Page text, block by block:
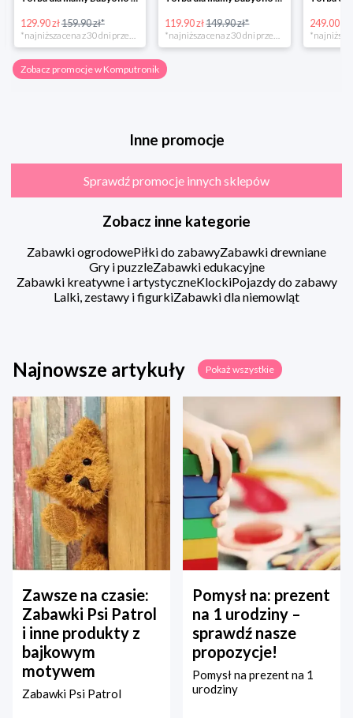
129.90 zł159.90 zł*
*najniższa cena z 30 dni przed obniżką
119.90 zł 149.90 zł*
*najniższa cena z 30 dni przed obniżką
249.00 zł
Zobacz promocje w Komputronik
Inne promocje
Sprawdź promocje innych sklepów
Zobacz inne kategorie
Zabawki ogrodowePiłki do zabawyZabawki drewniane
Gry i puzzleZabawki edukacyjne
Zabawki kreatywne i artystyczneKlockiPojazdy do zabawy
Lalki, zestawy i figurkiZabawki dla niemowląt
Najnowsze artykuły Pokaż wszystkie
Zawsze na czasie:
Zabawki Psi Patrol
i inne produkty z
bajkowym
motywem
Zabawki Psi Patrol
Pomysł na: prezent
na 1 urodziny –
sprawdź nasze
propozycje!
Pomysł na prezent na 1
urodziny